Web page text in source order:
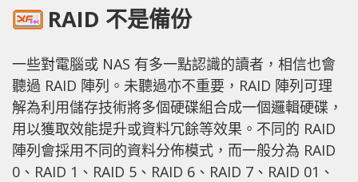
RAID 不是備份
一些對電腦或 NAS 有多一點認識的讀者，相信也會
聽過 RAID 陣列。未聽過亦不重要，RAID 陣列可理
解為利用儲存技術將多個硬碟組合成一個邏輯硬碟，
用以獲取效能提升或資料冗餘等效果。不同的 RAID
陣列會採用不同的資料分佈模式，而一般分為 RAID
0、RAID 1、RAID 5、RAID 6、RAID 7、RAID 01、